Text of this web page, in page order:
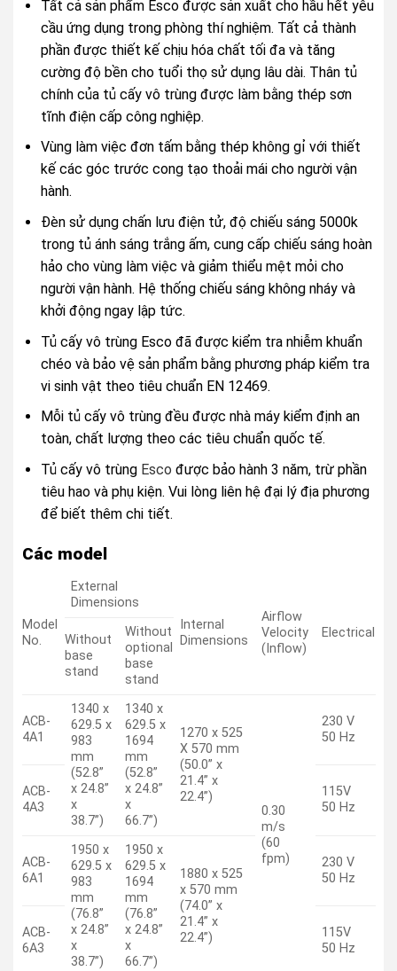
Tất cả sản phẩm Esco được sản xuất cho hầu hết yêu
cầu ứng dụng trong phòng thí nghiệm. Tất cả thành
phần được thiết kế chịu hóa chất tối đa và tăng
cường độ bền cho tuổi thọ sử dụng lâu dài. Thân tủ
chính của tủ cấy vô trùng được làm bằng thép sơn
tĩnh điện cấp công nghiệp.
Vùng làm việc đơn tấm bằng thép không gỉ với thiết
kế các góc trước cong tạo thoải mái cho người vận
hành.
Đèn sử dụng chấn lưu điện tử, độ chiếu sáng 5000k
trong tủ ánh sáng trắng ấm, cung cấp chiếu sáng hoàn
hảo cho vùng làm việc và giảm thiểu mệt mỏi cho
người vận hành. Hệ thống chiếu sáng không nháy và
khởi động ngay lập tức.
Tủ cấy vô trùng Esco đã được kiểm tra nhiễm khuẩn
chéo và bảo vệ sản phẩm bằng phương pháp kiểm tra
vi sinh vật theo tiêu chuẩn EN 12469.
Mỗi tủ cấy vô trùng đều được nhà máy kiểm định an
toàn, chất lượng theo các tiêu chuẩn quốc tế.
Tủ cấy vô trùng Esco được bảo hành 3 năm, trừ phần
tiêu hao và phụ kiện. Vui lòng liên hệ đại lý địa phương
để biết thêm chi tiết.
Các model
Model
No.
External
Dimensions
Internal
Dimensions
Airflow
Velocity
(Inflow)
Electrical
Without
base
stand
Without
optional
base
stand
ACB-
4A1
1340 x
629.5 x
983
mm
(52.8”
x 24.8”
x
38.7”)
1340 x
629.5 x
1694
mm
(52.8”
x 24.8”
x
66.7”)
1270 x 525
X 570 mm
(50.0” x
21.4” x
22.4”)
0.30
m/s
(60
fpm)
230 V
50 Hz
ACB-
4A3
115V
50 Hz
ACB-
6A1
1950 x
629.5 x
983
mm
(76.8”
x 24.8”
x
38.7”)
1950 x
629.5 x
1694
mm
(76.8”
x 24.8”
x
66.7”)
1880 x 525
x 570 mm
(74.0” x
21.4” x
22.4”)
230 V
50 Hz
ACB-
6A3
115V
50 Hz